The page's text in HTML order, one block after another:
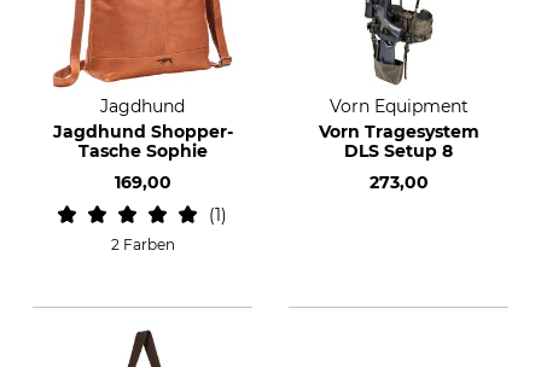
Jagdhund
Jagdhund Shopper-
Tasche Sophie
169,00
1
2 Farben
Vorn Equipment
Vorn Tragesystem
DLS Setup 8
273,00